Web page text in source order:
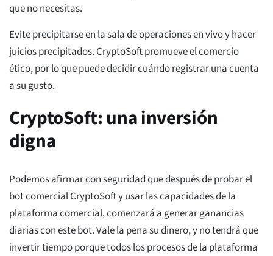
que no necesitas.
Evite precipitarse en la sala de operaciones en vivo y hacer
juicios precipitados. CryptoSoft promueve el comercio
ético, por lo que puede decidir cuándo registrar una cuenta
a su gusto.
CryptoSoft: una inversión
digna
Podemos afirmar con seguridad que después de probar el
bot comercial CryptoSoft y usar las capacidades de la
plataforma comercial, comenzará a generar ganancias
diarias con este bot. Vale la pena su dinero, y no tendrá que
invertir tiempo porque todos los procesos de la plataforma